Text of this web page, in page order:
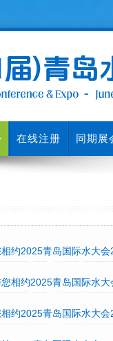
在线注册 同期